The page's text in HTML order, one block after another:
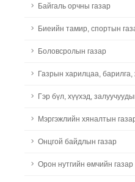
Байгаль орчны газар
Биеийн тамир, спортын
Боловсролын газар
Газрын харилцаа, барилга,
Гэр бүл, хүүхэд,
Мэргэжлийн хяналтын
Онцгой байдлын газар
Орон нутгийн өмчийн газар